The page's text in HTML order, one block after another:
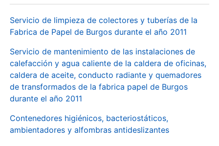
Servicio de limpieza de colectores y tuberías de la
Fabrica de Papel de Burgos durante el año 2011
Servicio de mantenimiento de las instalaciones de
calefacción y agua caliente de la caldera de oficinas,
caldera de aceite, conducto radiante y quemadores
de transformados de la fabrica papel de Burgos
durante el año 2011
Contenedores higiénicos, bacteriostáticos,
ambientadores y alfombras antideslizantes